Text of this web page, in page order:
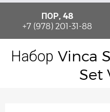
ПОР, 48
+7 (978) 201-31-88
Набор Vinca
Set